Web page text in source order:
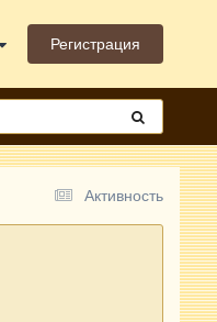
Регистрация
Активность